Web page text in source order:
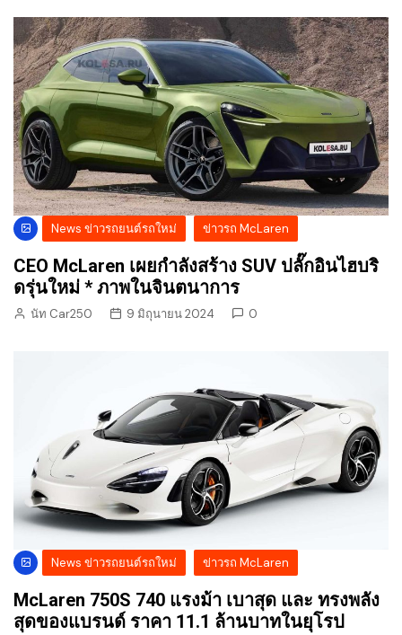
News ข่าวรถยนต์รถใหม่ ข่าวรถ McLaren
CEO McLaren เผยกำลังสร้าง SUV ปลั๊กอินไฮบริ
ดรุ่นใหม่ * ภาพในจินตนาการ
นัท Car250 9 มิถุนายน 2024 0
News ข่าวรถยนต์รถใหม่ ข่าวรถ McLaren
McLaren 750S 740 แรงม้า เบาสุด และ ทรงพลัง
สุดของแบรนด์ ราคา 11.1 ล้านบาทในยุโรป